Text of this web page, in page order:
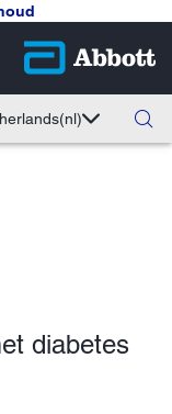
(nl)
diabetes